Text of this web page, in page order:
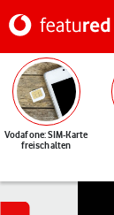
Vodafone: SIM-Karte
freischalten